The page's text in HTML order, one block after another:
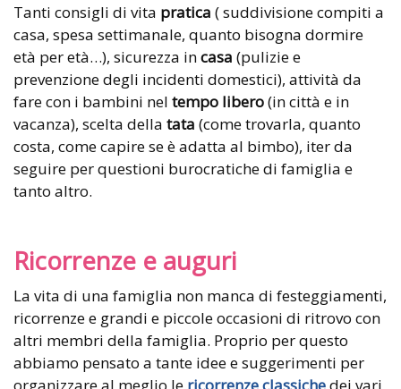
Tanti consigli di vita pratica ( suddivisione compiti a
casa, spesa settimanale, quanto bisogna dormire
età per età…), sicurezza incasa (pulizie e
prevenzione degli incidenti domestici), attività da
fare con i bambini nel tempo libero(in città e in
vacanza), scelta della tata (come trovarla, quanto
costa, come capire se è adatta al bimbo), iter da
seguire per questioni burocratiche di famiglia e
tanto altro.
Ricorrenze e auguri
La vita di una famiglia non manca di festeggiamenti,
ricorrenze e grandi e piccole occasioni di ritrovo con
altri membri della famiglia. Proprio per questo
abbiamo pensato a tante idee e suggerimenti per
organizzare al meglio le ricorrenze classichedei vari